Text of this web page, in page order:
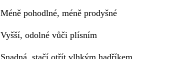
Méně pohodlné, méně prodyšné
Vyšší, odolné vůči plísním
Snadná, stačí otřít vlhkým hadříkem